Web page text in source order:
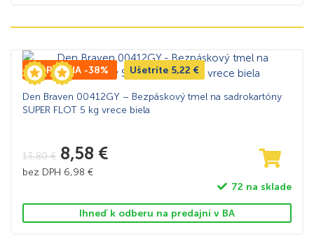
TOP CENA -38% Ušetríte 5,22 €
Den Braven 00412GY – Bezpáskový tmel na sadrokartóny
SUPER FLOT 5 kg vrece biela
13,80€ 8,58 €
bez DPH 6,98 €
72 na sklade
Ihneď k odberu na predajni v BA